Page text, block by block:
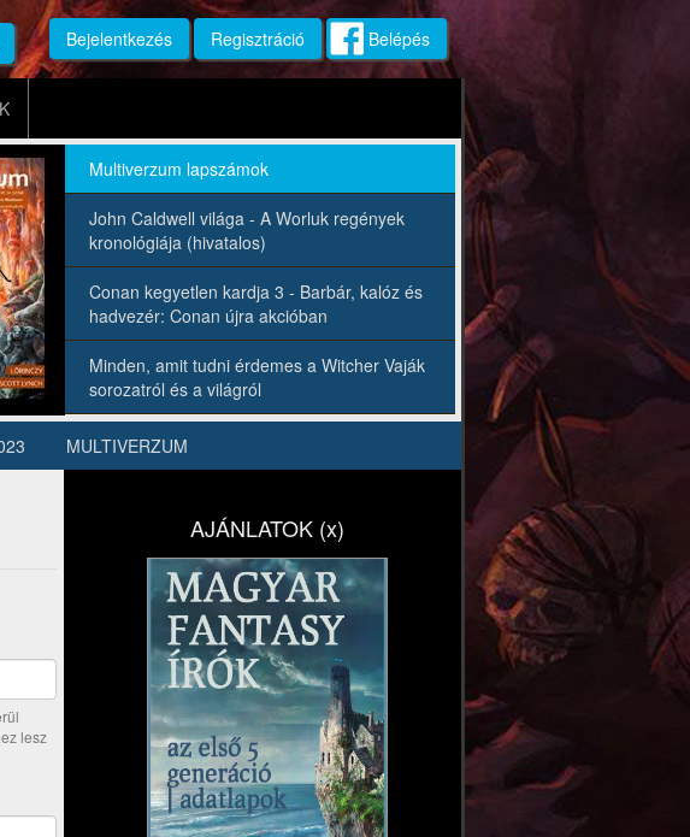
Bejelentkezés Regisztráció Belépés
Multiverzum lapszámok
John Caldwell világa - A Worluk regények
kronológiája (hivatalos)
Conan kegyetlen kardja 3 - Barbár, kalóz és
hadvezér: Conan újra akcióban
Minden, amit tudni érdemes a Witcher Vaják
sorozatról és a világról
MULTIVERZUM
lesz
AJÁNLATOK (x)